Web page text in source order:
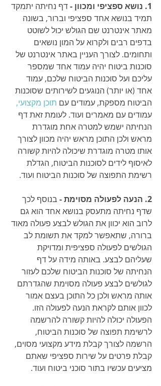
1. נושא ספציפי ומכוון -
דף נחיתה יתמקד
תמיד בנושא אחד ספציפי וברור, בשונה
מאתר אינטרנט שם הגולש יכול לשוטט
בדפים רבים ולקרוא על המון נושאים
ותחומים. לצורך העניין באתר אינטרנט של
סוכנות ביטוח יהיה עמוד אחד שמספר
עליכם ועל סוכנות הביטוח שלכם, עמוד
אחד (או יותר) הנוגעים לשירותים שסוכנות
הביטוח מספקת, עמודים עם תוכן מקצועי,
עמודים עם מאמרים ועוד. לעומת זאת דף
הנחיתה ישמש למטרה אחת מוגדרת
מראש ולכן התוכן מראש יהיה מכוון לצורך
אותו מטרה מוגדרת שיכולה להיות קשורה
לאיסוף לידים לסוכנות הביטוח, הגדלת
רשימת התפוצה של סוכנות הביטוח ועוד.
2. הנעה לפעולה מסוימת -
בנוסף לכך
שדף נחיתה מתעסק בנושא אחד הוא גם
לרוב הוא יכוון את הגולש לבצע פעולה מאוד
ברורה, שתאפשר למקד את תשומת לב
הגולשים לפעולה ספציפית ומדויקת
שעליהם לבצע. באותה מידה על דף
הנחיתה של סוכנות הביטוח שלכם לעזור
לגולשים לבצע פעולה מסוימת שהגדרתם
אותה מראש ולכן כל התוכן בעצם אמור
לכוון אותם לקראת הנעה לפעולה הזו.
הפעולה יכולה להיות קשורה להרשמה
לרשימת תפוצה של סוכנות הביטוח,
הרשמה לצורך קבלת מידע מקצועי מסוים,
קבלת פרטים על שירות ספציפי שאתם
מציעים עכשיו בתור סוכני ביטוח ועוד.